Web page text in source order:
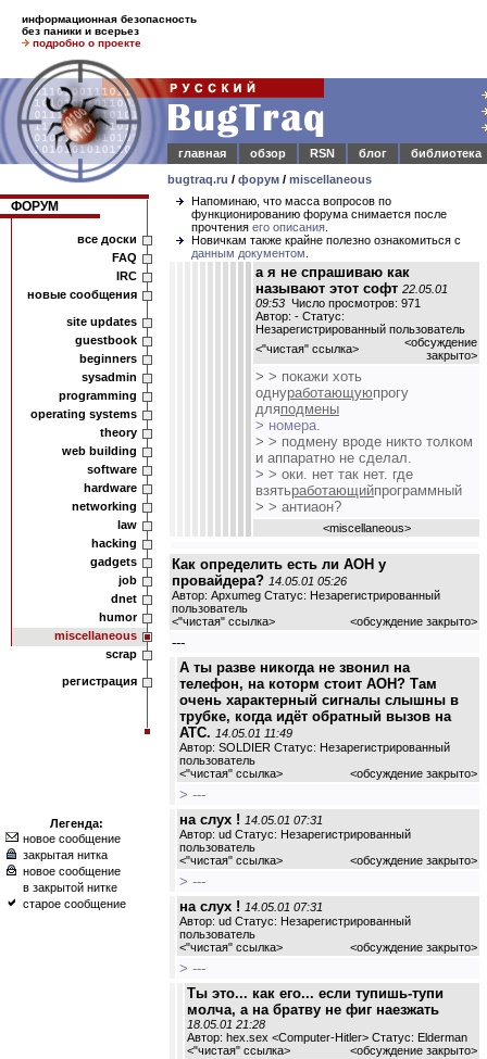
информационная безопасность
без паники и всерьез
подробно о проекте
главная обзор RSN блог
библиотека
bugtraq.ru / форум / miscellaneous
ФОРУМ
все доски
FAQ
IRC
новые сообщения
site updates
guestbook
beginners
sysadmin
programming
operating systems
theory
web building
software
hardware
networking
law
hacking
gadgets
job
dnet
humor
miscellaneous
scrap
регистрация
Легенда:
новое сообщение
закрытая нитка
новое сообщение
в закрытой нитке
старое сообщение
Напоминаю, что масса вопросов по
функционированию форума снимается после
прочтения его описания
Новичкам также крайне полезно ознакомиться с
данным документом
а я не спрашиваю как
называют этот софт 22.05.01
09:53 Число просмотров: 971
Автор: - Статус:
Незарегистрированный пользователь
<"чистая" ссылка>
<обсуждение
закрыто>
> > покажи хоть
однуработающуюпрогу
дляподмены
> номера.
> > подмену вроде никто толком
и аппаратно не сделал.
> > оки. нет так нет. где
взятьработающийпрограммный
> > антиаон?
<miscellaneous>
Как определить есть ли АОН у
провайдера? 14.05.01 05:26
Автор: Apxumeg Статус: Незарегистрированный
пользователь
<"чистая" ссылка> <обсуждение закрыто>
---
А ты разве никогда не звонил на
телефон, на которм стоит АОН? Там
очень характерный сигналы слышны в
трубке, когда идёт обратный вызов на
АТС. 14.05.01 11:49
Автор: SOLDIER Статус: Незарегистрированный
пользователь
<"чистая" ссылка> <обсуждение закрыто>
> ---
на слух ! 14.05.01 07:31
Автор: ud Статус: Незарегистрированный
пользователь
<"чистая" ссылка> <обсуждение закрыто>
> ---
на слух ! 14.05.01 07:31
Автор: ud Статус: Незарегистрированный
пользователь
<"чистая" ссылка> <обсуждение закрыто>
> ---
Ты это... как его... если тупишь-тупи
молча, а на братву не фиг наезжать
18.05.01 21:28
Автор: hex.sex <Computer-Hitler> Статус: Elderman
<"чистая" ссылка> <обсуждение закрыто>